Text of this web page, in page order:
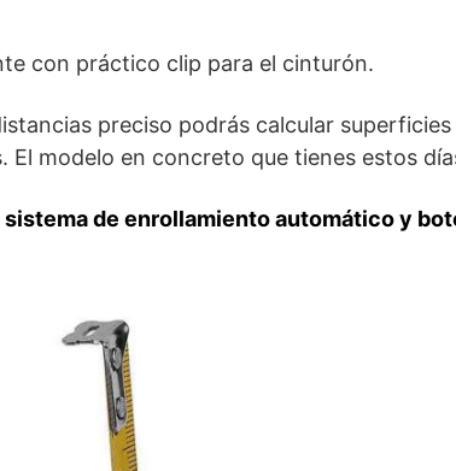
con práctico clip para el cinturón.
preciso podrás calcular
El modelo en concreto que tienes estos
de enrollamiento automático y